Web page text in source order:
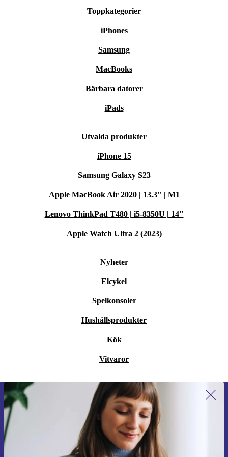
Toppkategorier
iPhones
Samsung
MacBooks
Bärbara datorer
iPads
Utvalda produkter
iPhone 15
Samsung Galaxy S23
Apple MacBook Air 2020 | 13.3" | M1
Lenovo ThinkPad T480 | i5-8350U | 14"
Apple Watch Ultra 2 (2023)
Nyheter
Elcykel
Spelkonsoler
Hushållsprodukter
Kök
Vitvaror
Anmäl dig till vårt nyhetsbrev för
första gången och spara 200 kr!
Missa aldrig ett erbjudande igen.